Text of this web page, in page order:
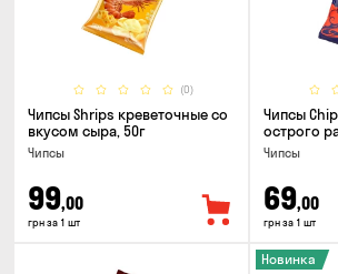
(0)
Чипсы Shrips креветочные со
вкусом сыра, 50г
Чипсы
99,00
грн за 1 шт
Чипсы
острого
Чипсы
69,00
грн за 1 шт
Новинка